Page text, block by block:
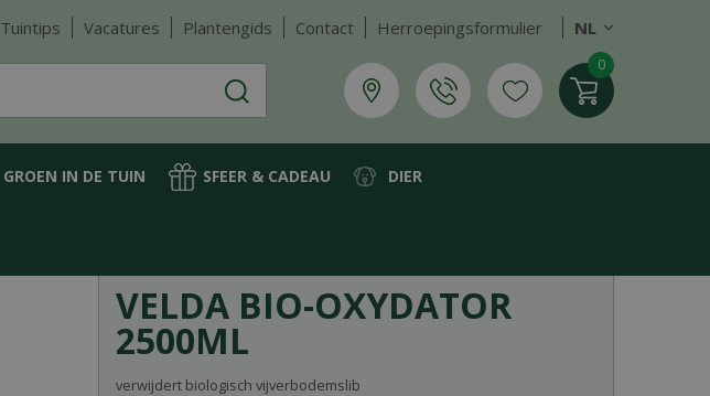
Tuintips Vacatures Plantengids Contact Herroepingsformulier NL
GROEN IN DE TUIN SFEER & CADEAU DIER
VELDA BIO-OXYDATOR
2500ML
verwijdert biologisch vijverbodemslib